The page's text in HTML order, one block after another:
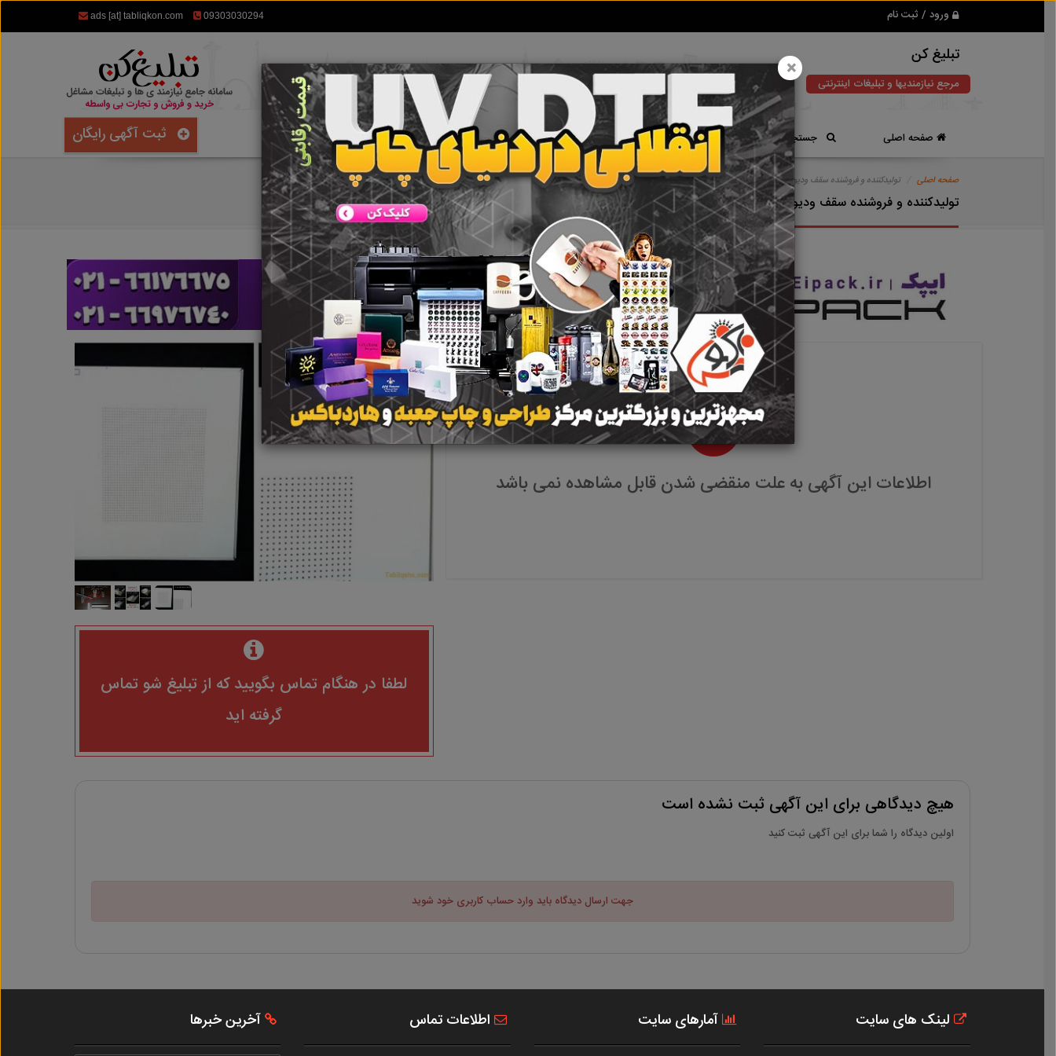
ورود / ثبت نام ads [at] tabliqkon.com 09303030294
تبلیغ کن
مرجع نیازمندیها و تبلیغات اینترنتی
صفحه اصلی جستجوی سریع تعرفه آگهی ها خبرهای سایت تماس با ما ثبت آگهی رایگان
صفحه اصلی تولیدکننده و فروشنده سقف ودیوار کاذب نمای خشک سمنت برد
تولیدکننده و فروشنده سقف ودیوار کاذب نمای خشک سمنت برد
اطلاعات این آگهی به علت منقضی شدن قابل مشاهده نمی باشد
لطفا در هنگام تماس بگویید که از تبلیغ شو تماس
گرفته اید
هیچ دیدگاهی برای این آگهی ثبت نشده است
اولین دیدگاه را شما برای این آگهی ثبت کنید
جهت ارسال دیدگاه باید وارد حساب کاربری خود شوید
لینک های سایت آمارهای سایت اطلاعات تماس آخرین خبرها
×